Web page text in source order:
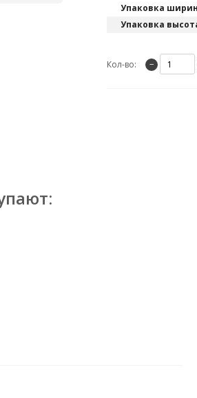
Упаковка
Упаковка
Кол-во: −